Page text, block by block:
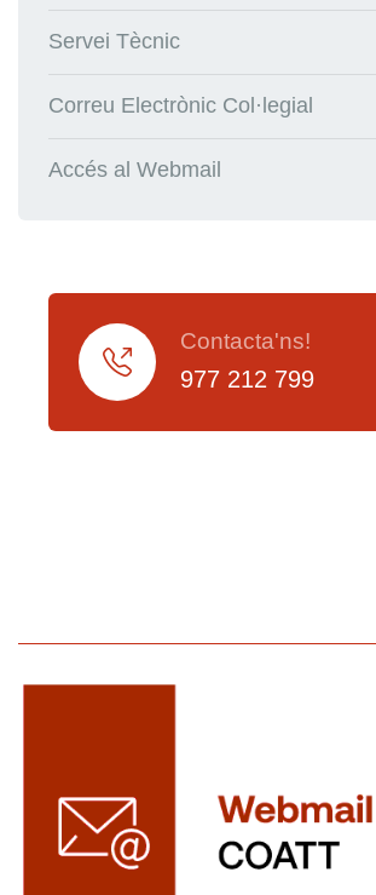
Servei Tècnic
Correu Electrònic Col·legial
Accés al Webmail
Contacta'ns!
977 212 799